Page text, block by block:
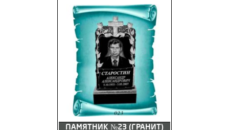
ПАМЯТНИК №23 (ГРАНИТ)